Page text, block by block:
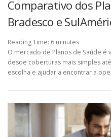
Comparativo dos
Bradesco e
Reading Time: 6 minutes
O mercado de Planos de Saúde
desde coberturas mais simples
escolha e ajudar a encontrar a